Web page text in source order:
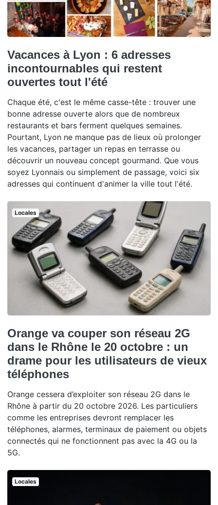
Vacances à Lyon : 6 adresses
incontournables qui restent
ouvertes tout l'été
Chaque été, c'est le même casse-tête : trouver une
bonne adresse ouverte alors que de nombreux
restaurants et bars ferment quelques semaines.
Pourtant, Lyon ne manque pas de lieux où prolonger
les vacances, partager un repas en terrasse ou
découvrir un nouveau concept gourmand. Que vous
soyez Lyonnais ou simplement de passage, voici six
adresses qui continuent d'animer la ville tout l'été.
Locales
Orange va couper son réseau 2G
dans le Rhône le 20 octobre : un
drame pour les utilisateurs de vieux
téléphones
Orange cessera d’exploiter son réseau 2G dans le
Rhône à partir du 20 octobre 2026. Les particuliers
comme les entreprises devront remplacer les
téléphones, alarmes, terminaux de paiement ou objets
connectés qui ne fonctionnent pas avec la 4G ou la
5G.
Locales